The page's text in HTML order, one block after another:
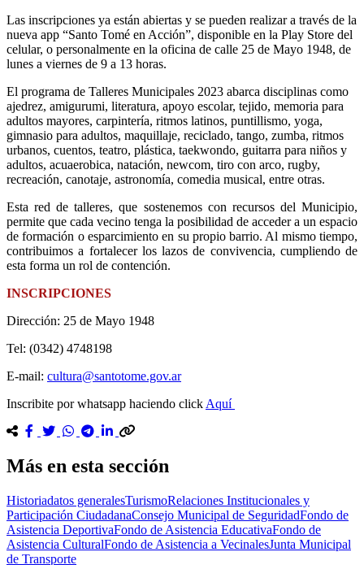
Las inscripciones ya están abiertas y se pueden realizar a través de la
nueva app “Santo Tomé en Acción”, disponible en la Play Store del
celular, o personalmente en la oficina de calle 25 de Mayo 1948, de
lunes a viernes de 9 a 13 horas.
El programa de Talleres Municipales 2023 abarca disciplinas como
ajedrez, amigurumi, literatura, apoyo escolar, tejido, memoria para
adultos mayores, carpintería, ritmos latinos, puntillismo, yoga,
gimnasio para adultos, maquillaje, reciclado, tango, zumba, ritmos
urbanos, cuentos, teatro, plástica, taekwondo, guitarra para niños y
adultos, acuaerobica, natación, newcom, tiro con arco, rugby,
recreación, canotaje, astronomía, comedia musical, entre otras.
Esta red de talleres, que sostenemos con recursos del Municipio,
permite que cada vecino tenga la posibilidad de acceder a un espacio
de formación o esparcimiento en su propio barrio. Al mismo tiempo,
contribuimos a fortalecer los lazos de convivencia, cumpliendo de
esta forma un rol de contención.
INSCRIPCIONES
Dirección: 25 de Mayo 1948
Tel: (0342) 4748198
E-mail: cultura@santotome.gov.ar
Inscribite por whatsapp haciendo click Aquí
Más en esta sección
Historiadatos generalesTurismoRelaciones Institucionales y
Participación CiudadanaConsejo Municipal de SeguridadFondo de
Asistencia DeportivaFondo de Asistencia EducativaFondo de
Asistencia CulturalFondo de Asistencia a VecinalesJunta Municipal
de Transporte